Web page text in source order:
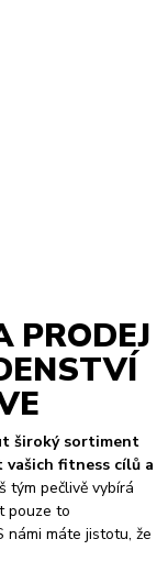
PRODEJ
široký sortiment
fitness cílů a
tým pečlivě vybírá
pouze to
námi máte jistotu, že